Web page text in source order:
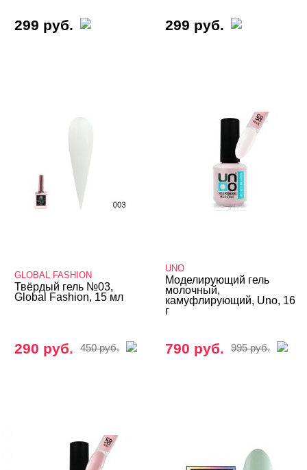
NOGTISHOP
Однофазные гели
Цветные гели - Gel Color
Гели 3D и 4D
Кисти
GLOBAL FASHION
299 руб. 299 руб.
GLOBAL FASHION
Твёрдый гель №03,
Global Fashion, 15 мл
290 руб. 450 руб.
UNO
Моделирующий гель
молочный,
камуфлирующий, Uno, 16
г
790 руб. 995 руб.